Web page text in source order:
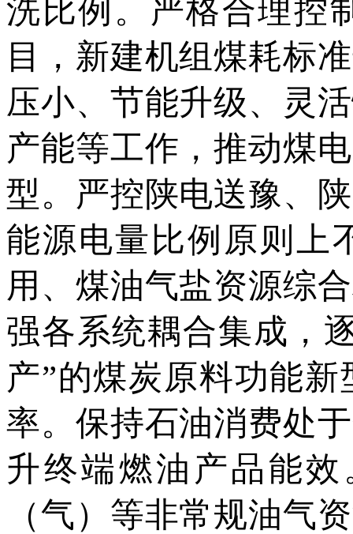
洗比例。严格合理控
目，新建机组煤耗标
压小、节能升级、灵
产能等工作，推动煤
型。严控陕电送豫、
能源电量比例原则上
用、煤油气盐资源综
强各系统耦合集成，
产”的煤炭原料功能
率。保持石油消费处
升终端燃油产品能
（气）等非常规油气